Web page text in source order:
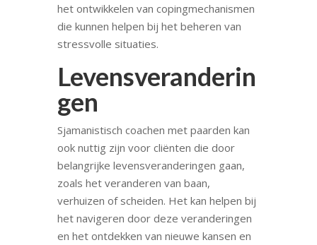
het ontwikkelen van copingmechanismen
die kunnen helpen bij het beheren van
stressvolle situaties.
Levensveranderin
gen
Sjamanistisch coachen met paarden kan
ook nuttig zijn voor cliënten die door
belangrijke levensveranderingen gaan,
zoals het veranderen van baan,
verhuizen of scheiden. Het kan helpen bij
het navigeren door deze veranderingen
en het ontdekken van nieuwe kansen en